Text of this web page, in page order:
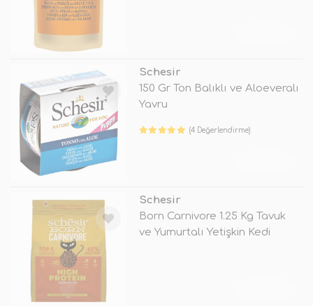
Schesir
150 Gr Ton Balıklı ve Aloeveralı
Yavru
(4 Değerlendirme)
Schesir
Born Carnivore 1.25 Kg Tavuk
ve Yumurtalı Yetişkin Kedi